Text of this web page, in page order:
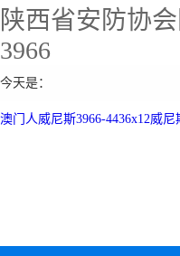
陕西省安防协
3966
今天是：
澳门人威尼斯3966-4436x12威尼